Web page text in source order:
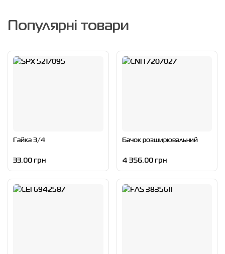
Популярні товари
Гайка 3/4
33.00 грн
Бачок розширювальний
4 356.00 грн